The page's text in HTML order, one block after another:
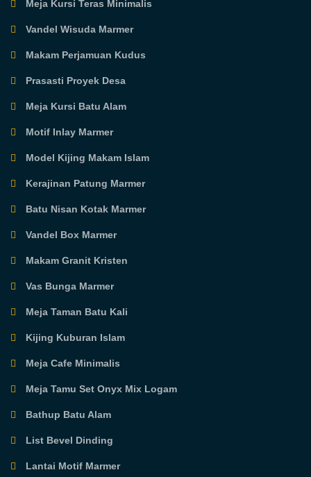
Meja Kursi Teras Minimalis
Vandel Wisuda Marmer
Makam Perjamuan Kudus
Prasasti Proyek Desa
Meja Kursi Batu Alam
Motif Inlay Marmer
Model Kijing Makam Islam
Kerajinan Patung Marmer
Batu Nisan Kotak Marmer
Vandel Box Marmer
Makam Granit Kristen
Vas Bunga Marmer
Meja Taman Batu Kali
Kijing Kuburan Islam
Meja Cafe Minimalis
Meja Tamu Set Onyx Mix Logam
Bathup Batu Alam
List Bevel Dinding
Lantai Motif Marmer